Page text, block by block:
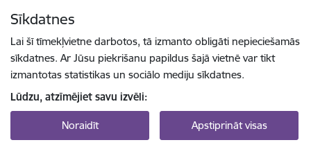
Sīkdatnes
Lai šī tīmekļvietne darbotos, tā izmanto obligāti nepieciešamās
sīkdatnes. Ar Jūsu piekrišanu papildus šajā vietnē var tikt
izmantotas statistikas un sociālo mediju sīkdatnes.
Lūdzu, atzīmējiet savu izvēli:
Noraidīt Apstiprināt visas